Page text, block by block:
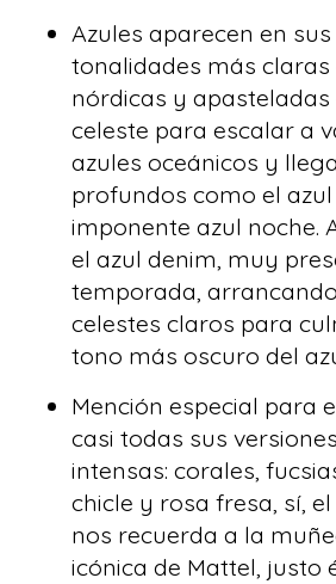
Azules aparecen en sus
tonalidades más claras
nórdicas y apasteladas
celeste para escalar a
azules oceánicos y
profundos como el
imponente azul noche.
el azul denim, muy
temporada,
celestes claros para
tono más oscuro del
Mención especial para
casi todas sus
intensas: corales,
chicle y rosa fresa, sí,
nos recuerda a la
icónica de Mattel, justo